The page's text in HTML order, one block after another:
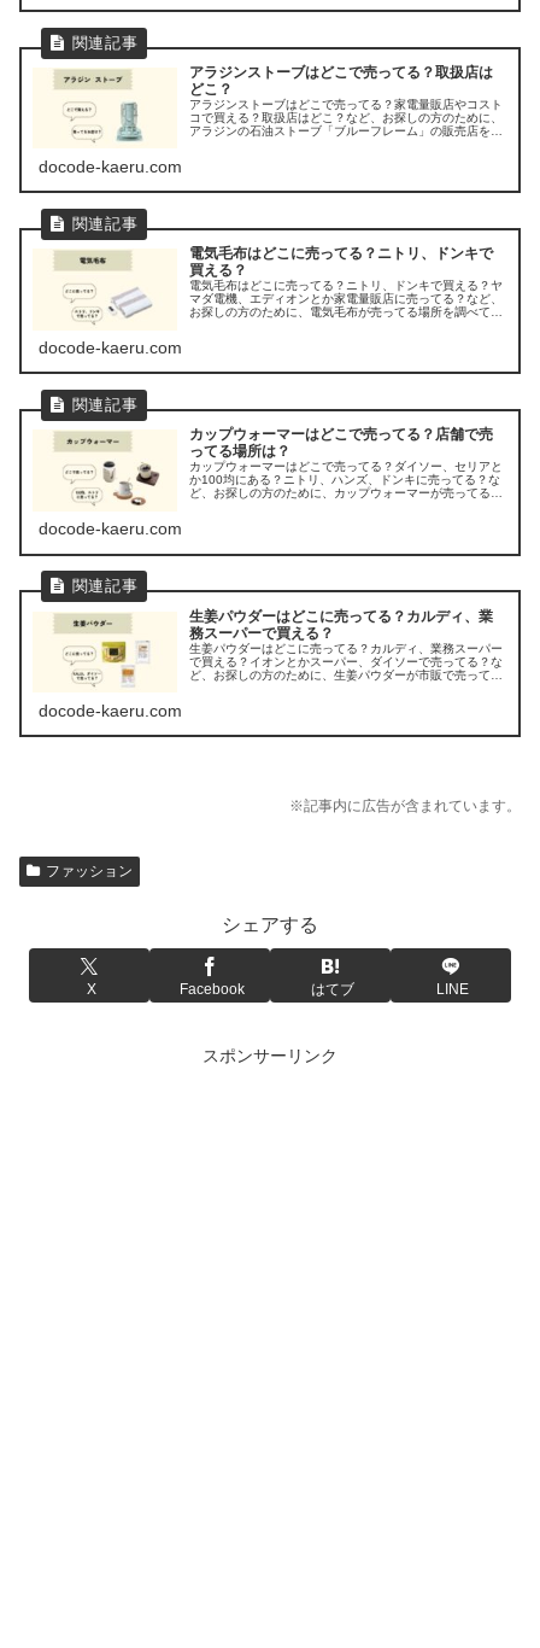
アラジンストーブはどこで売ってる？取扱店は
どこ？
アラジンストーブはどこで売ってる？家電量販店やコスト
コで買える？取扱店はどこ？など、お探しの方のために、
アラジンの石油ストーブ「ブルーフレーム」の販売店を調
docode-kaeru.com
電気毛布はどこに売ってる？ニトリ、ドンキで
買える？
電気毛布はどこに売ってる？ニトリ、ドンキで買える？ヤ
マダ電機、エディオンとか家電量販店に売ってる？など、
お探しの方のために、電気毛布が売ってる場所を調べてみ
docode-kaeru.com
カップウォーマーはどこで売ってる？店舗で売
ってる場所は？
カップウォーマーはどこで売ってる？ダイソー、セリアと
か100均にある？ニトリ、ハンズ、ドンキに売ってる？な
ど、お探しの方のために、カップウォーマーが売ってる場
docode-kaeru.com
生姜パウダーはどこに売ってる？カルディ、業
務スーパーで買える？
生姜パウダーはどこに売ってる？カルディ、業務スーパー
で買える？イオンとかスーパー、ダイソーで売ってる？な
ど、お探しの方のために、生姜パウダーが市販で売ってる
docode-kaeru.com
※記事内に広告が含まれています。
ファッション
シェアする
X Facebook はてブ LINE
スポンサーリンク